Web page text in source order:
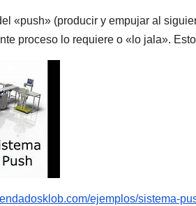
«push» (producir y empujar al
proceso lo requiere o «lo jala».
ejemplos/sistema-